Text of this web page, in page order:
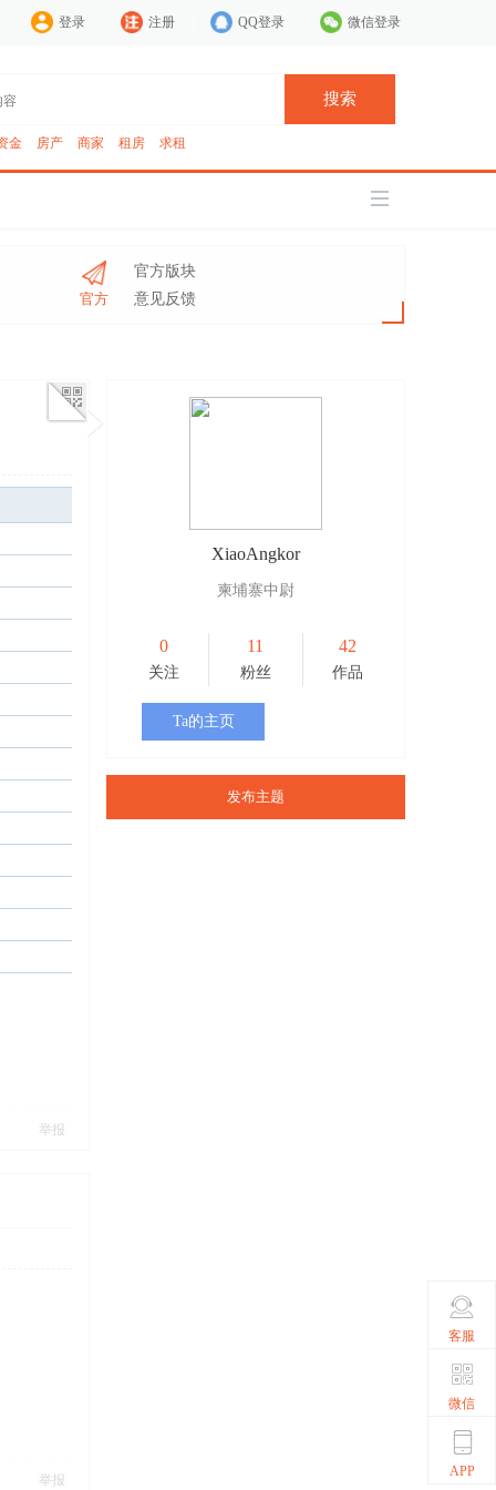
登录 注册 QQ登录 微信登录
搜索
金 房产 商家 租房 求租
官方
官方版块
意见反馈
举报
举报
XiaoAngkor
柬埔寨中尉
0
关注
11
粉丝
42
作品
Ta的主页
发布主题
客服
微信
APP